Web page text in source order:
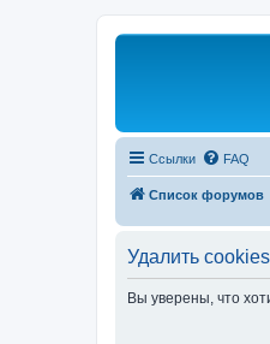
Ссылки FAQ
Список форумов
Удалить cookies
Вы уверены, что